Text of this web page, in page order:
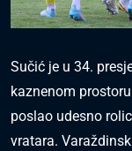
Sučić je u 34.
kaznenom prostoru
poslao udesno
vratara.